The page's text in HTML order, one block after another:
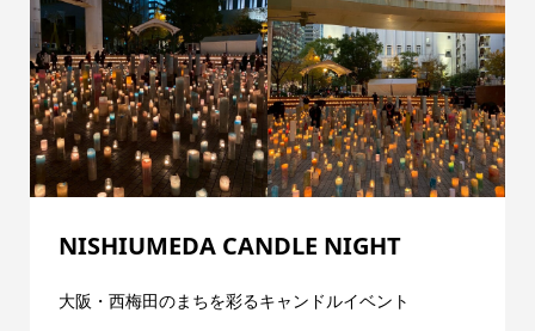
NISHIUMEDA CANDLE NIGHT
大阪・西梅田のまちを彩るキャンドルイベント